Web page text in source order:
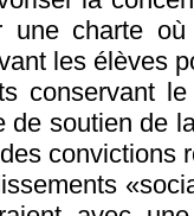
charte où
les élèves
conservant
de soutien de
convictions